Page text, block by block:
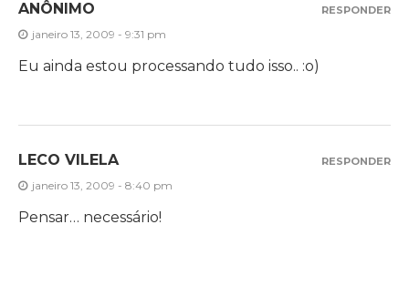
ANÔNIMO
janeiro 13, 2009 - 9:31 pm
Eu ainda estou processando tudo isso.. :o)
RESPONDER
LECO VILELA
janeiro 13, 2009 - 8:40 pm
Pensar… necessário!
RESPONDER